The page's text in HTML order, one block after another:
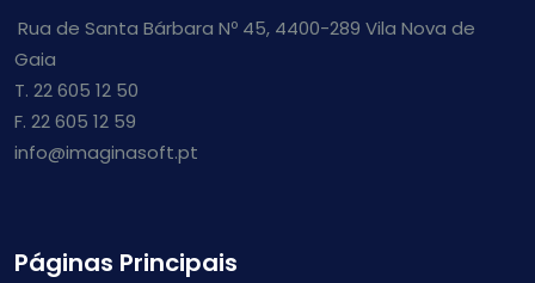
Rua de Santa Bárbara Nº 45, 4400-289 Vila Nova de
Gaia
T. 22 605 12 50
F. 22 605 12 59
info@imaginasoft.pt
Páginas Principais